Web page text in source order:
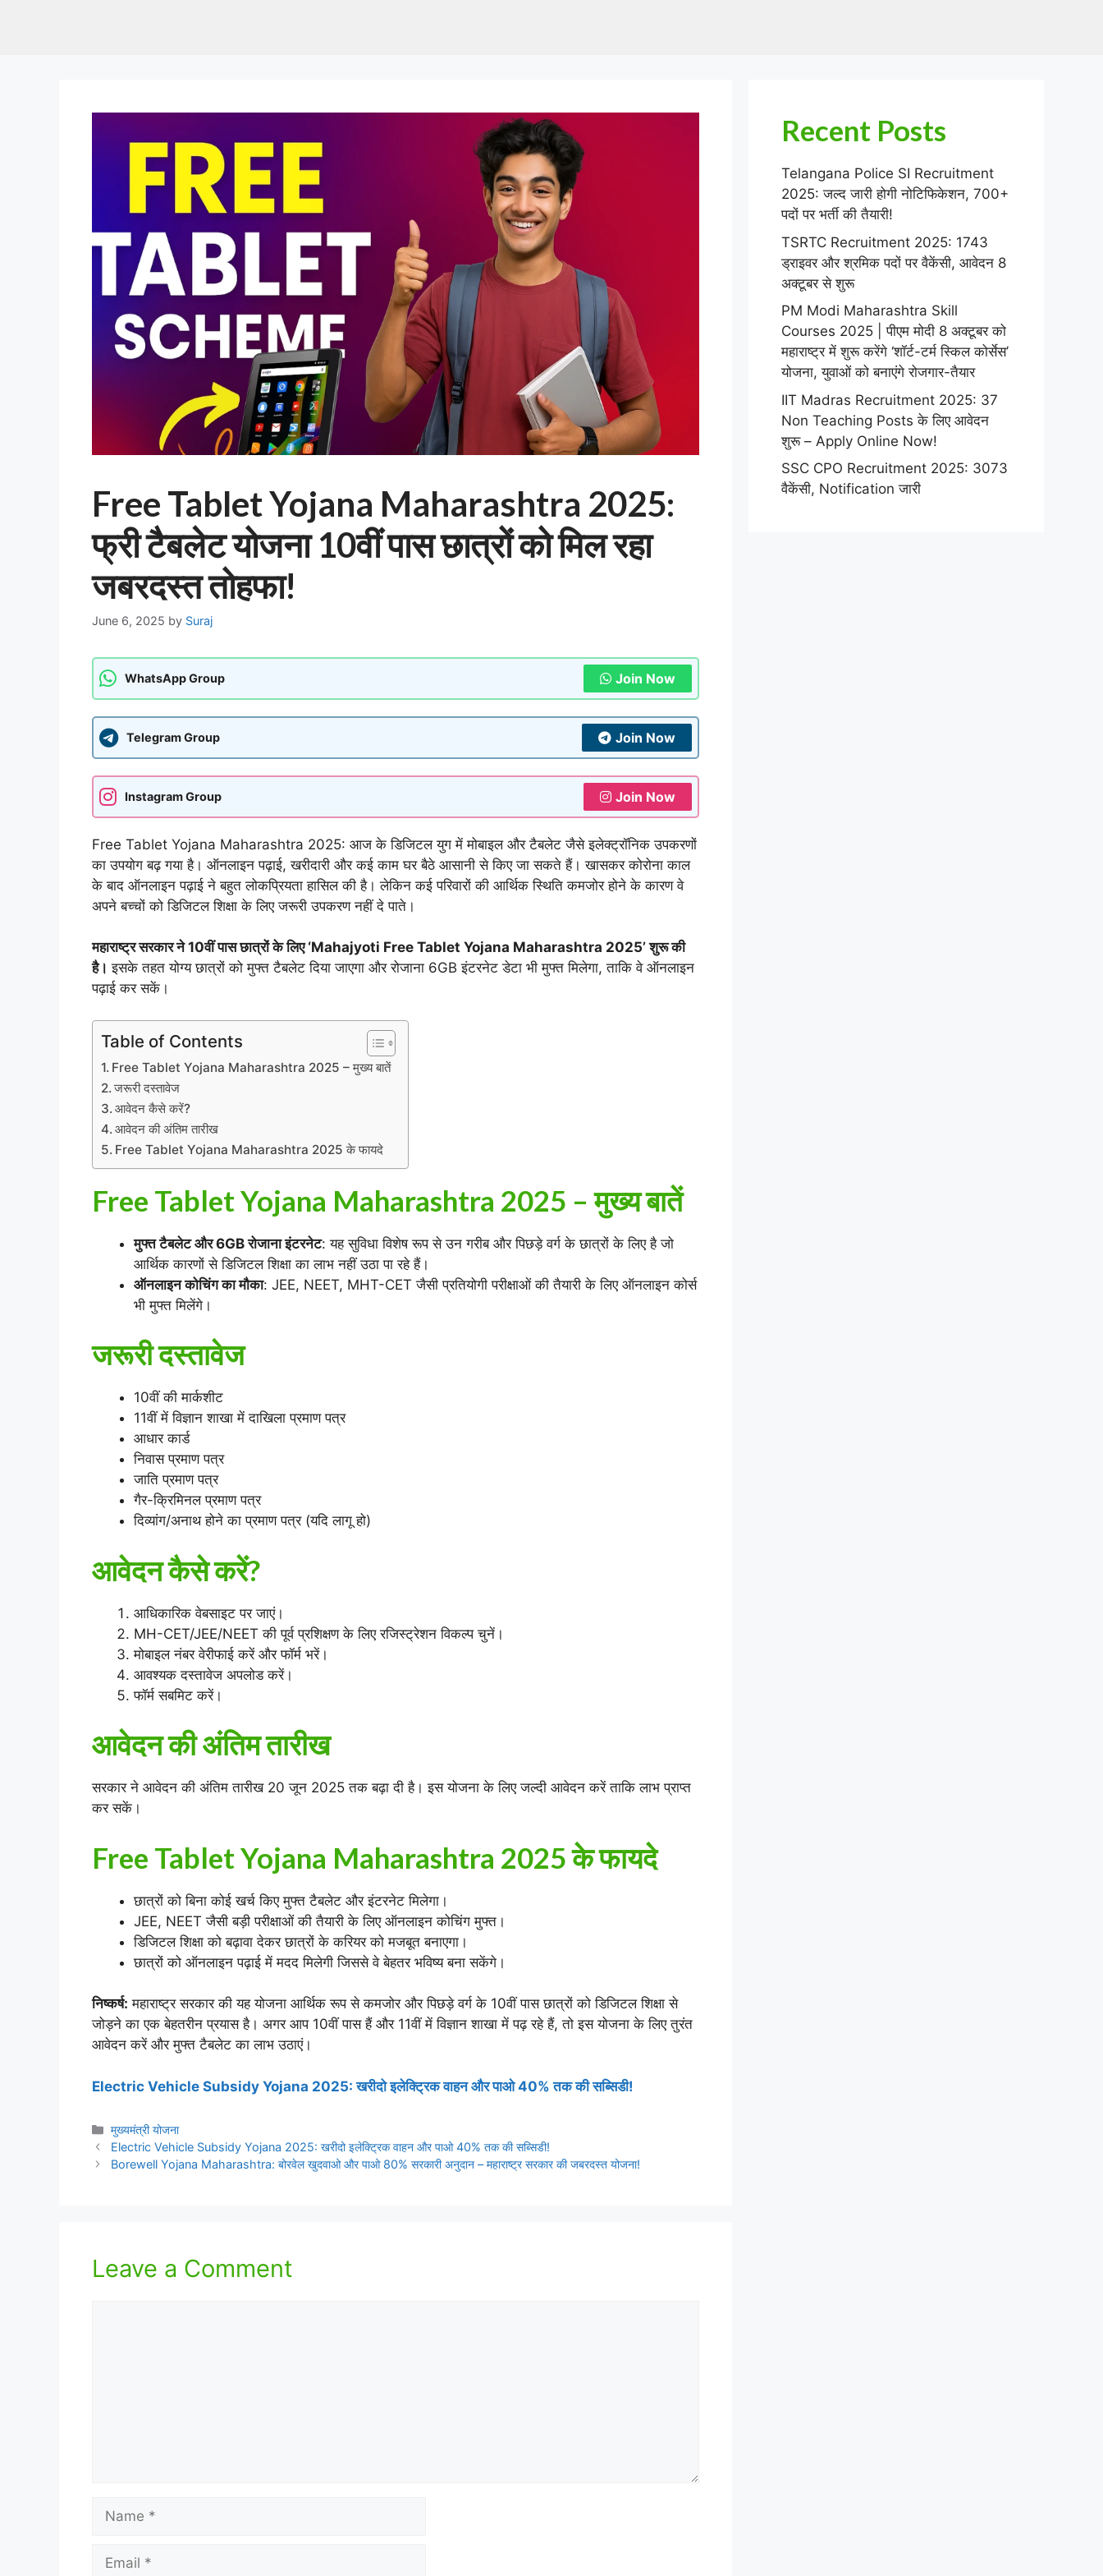
Free Tablet Yojana Maharashtra 2025:
फ्री टैबलेट योजना 10वीं पास छात्रों को मिल रहा
जबरदस्त तोहफा!
June 6, 2025 by Suraj
WhatsApp Group Join Now
Telegram Group Join Now
Instagram Group Join Now
Free Tablet Yojana Maharashtra 2025: आज के डिजिटल युग में मोबाइल और टैबलेट जैसे इलेक्ट्रॉनिक उपकरणों
का उपयोग बढ़ गया है। ऑनलाइन पढ़ाई, खरीदारी और कई काम घर बैठे आसानी से किए जा सकते हैं। खासकर कोरोना काल
के बाद ऑनलाइन पढ़ाई ने बहुत लोकप्रियता हासिल की है। लेकिन कई परिवारों की आर्थिक स्थिति कमजोर होने के कारण वे
अपने बच्चों को डिजिटल शिक्षा के लिए जरूरी उपकरण नहीं दे पाते।
महाराष्ट्र सरकार ने 10वीं पास छात्रों के लिए ‘Mahajyoti Free Tablet Yojana Maharashtra 2025’ शुरू की
है। इसके तहत योग्य छात्रों को मुफ्त टैबलेट दिया जाएगा और रोजाना 6GB इंटरनेट डेटा भी मुफ्त मिलेगा, ताकि वे ऑनलाइन
पढ़ाई कर सकें।
Table of Contents
Free Tablet Yojana Maharashtra 2025 – मुख्य बातें
जरूरी दस्तावेज
आवेदन कैसे करें?
आवेदन की अंतिम तारीख
Free Tablet Yojana Maharashtra 2025 के फायदे
Free Tablet Yojana Maharashtra 2025 – मुख्य बातें
मुफ्त टैबलेट और 6GB रोजाना इंटरनेट: यह सुविधा विशेष रूप से उन गरीब और पिछड़े वर्ग के छात्रों के लिए है जो
आर्थिक कारणों से डिजिटल शिक्षा का लाभ नहीं उठा पा रहे हैं।
ऑनलाइन कोचिंग का मौका: JEE, NEET, MHT-CET जैसी प्रतियोगी परीक्षाओं की तैयारी के लिए ऑनलाइन कोर्स
भी मुफ्त मिलेंगे।
जरूरी दस्तावेज
10वीं की मार्कशीट
11वीं में विज्ञान शाखा में दाखिला प्रमाण पत्र
आधार कार्ड
निवास प्रमाण पत्र
जाति प्रमाण पत्र
गैर-क्रिमिनल प्रमाण पत्र
दिव्यांग/अनाथ होने का प्रमाण पत्र (यदि लागू हो)
आवेदन कैसे करें?
आधिकारिक वेबसाइट पर जाएं।
MH-CET/JEE/NEET की पूर्व प्रशिक्षण के लिए रजिस्ट्रेशन विकल्प चुनें।
मोबाइल नंबर वेरीफाई करें और फॉर्म भरें।
आवश्यक दस्तावेज अपलोड करें।
फॉर्म सबमिट करें।
आवेदन की अंतिम तारीख
सरकार ने आवेदन की अंतिम तारीख 20 जून 2025 तक बढ़ा दी है। इस योजना के लिए जल्दी आवेदन करें ताकि लाभ प्राप्त
कर सकें।
Free Tablet Yojana Maharashtra 2025 के फायदे
छात्रों को बिना कोई खर्च किए मुफ्त टैबलेट और इंटरनेट मिलेगा।
JEE, NEET जैसी बड़ी परीक्षाओं की तैयारी के लिए ऑनलाइन कोचिंग मुफ्त।
डिजिटल शिक्षा को बढ़ावा देकर छात्रों के करियर को मजबूत बनाएगा।
छात्रों को ऑनलाइन पढ़ाई में मदद मिलेगी जिससे वे बेहतर भविष्य बना सकेंगे।
निष्कर्ष: महाराष्ट्र सरकार की यह योजना आर्थिक रूप से कमजोर और पिछड़े वर्ग के 10वीं पास छात्रों को डिजिटल शिक्षा से
जोड़ने का एक बेहतरीन प्रयास है। अगर आप 10वीं पास हैं और 11वीं में विज्ञान शाखा में पढ़ रहे हैं, तो इस योजना के लिए तुरंत
आवेदन करें और मुफ्त टैबलेट का लाभ उठाएं।
Electric Vehicle Subsidy Yojana 2025: खरीदो इलेक्ट्रिक वाहन और पाओ 40% तक की सब्सिडी!
Categories
मुख्यमंत्री योजना
Electric Vehicle Subsidy Yojana 2025: खरीदो इलेक्ट्रिक वाहन और पाओ 40% तक की सब्सिडी!
Borewell Yojana Maharashtra: बोरवेल खुदवाओ और पाओ 80% सरकारी अनुदान – महाराष्ट्र सरकार की जबरदस्त योजना!
Leave a Comment
Recent Posts
Telangana Police SI Recruitment
2025: जल्द जारी होगी नोटिफिकेशन, 700+
पदों पर भर्ती की तैयारी!
TSRTC Recruitment 2025: 1743
ड्राइवर और श्रमिक पदों पर वैकेंसी, आवेदन 8
अक्टूबर से शुरू
PM Modi Maharashtra Skill
Courses 2025 | पीएम मोदी 8 अक्टूबर को
महाराष्ट्र में शुरू करेंगे ‘शॉर्ट-टर्म स्किल कोर्सेस’
योजना, युवाओं को बनाएंगे रोजगार-तैयार
IIT Madras Recruitment 2025: 37
Non Teaching Posts के लिए आवेदन
शुरू – Apply Online Now!
SSC CPO Recruitment 2025: 3073
वैकेंसी, Notification जारी